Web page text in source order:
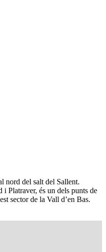
nord del salt del Sallent.
i Platraver, és un dels punts de
sector de la Vall d’en Bas.